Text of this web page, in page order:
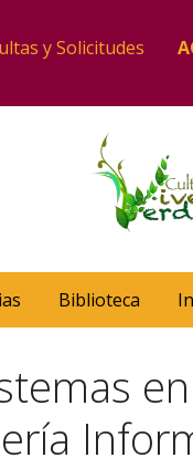
y Solicitudes
Biblioteca